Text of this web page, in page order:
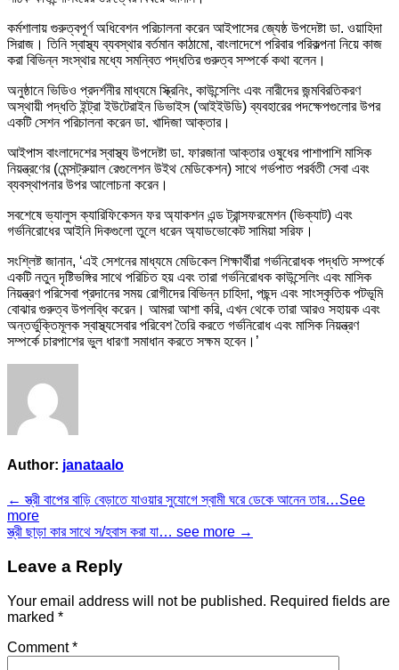
কর্মশালায় গুরুত্বপূর্ণ অধিবেশন পরিচালনা করেন আইপাসের জ্যেষ্ঠ উপদেষ্টা ডা. ওয়াহিদা
সিরাজ। তিনি স্বাস্থ্য ব্যবস্থার বর্তমান কাঠামো, বাংলাদেশে পরিবার পরিকল্পনা নিয়ে কাজ
করা বিভিন্ন সংস্থার মধ্যে সমন্বিত পদ্ধতির গুরুত্ব সম্পর্কে কথা বলেন।
অনুষ্ঠানে ভিডিও প্রদর্শনীর মাধ্যমে স্ক্রিনিং, কাউন্সেলিং এবং নারীদের জন্মবিরতিকরণ
অস্থায়ী পদ্ধতি ইন্ট্রা ইউটেরাইন ডিভাইস (আইইউডি) ব্যবহারের পদক্ষেপগুলোর উপর
একটি সেশন পরিচালনা করেন ডা. খাদিজা আক্তার।
আইপাস বাংলাদেশের স্বাস্থ্য উপদেষ্টা ডা. ফারজানা আক্তার ওষুধের পাশাপাশি মাসিক
নিয়ন্ত্রণের (মেন্সট্রুয়াল রেগুলেশন উইথ মেডিকেশন) সাথে গর্ভপাত পরর্বতী সেবা এবং
ব্যবস্থাপনার উপর আলোচনা করেন।
সবশেষে ভ্যালুস ক্যারিফিকেসন ফর অ্যাকশন এন্ড ট্রান্সফরমেশন (ভিক্যাট) এবং
গর্ভনিরোধের আইনি দিকগুলো তুলে ধরেন অ্যাডভোকেট সামিয়া সরিফ।
সংশ্লিষ্ট জানান, ‘এই সেশনের মাধ্যমে মেডিকেল শিক্ষার্থীরা গর্ভনিরোধক পদ্ধতি সম্পর্কে
একটি নতুন দৃষ্টিভঙ্গির সাথে পরিচিত হয় এবং তারা গর্ভনিরোধক কাউন্সেলিং এবং মাসিক
নিয়ন্ত্রণ পরিসেবা প্রদানের সময় রোগীদের বিভিন্ন চাহিদা, পছন্দ এবং সাংস্কৃতিক পটভূমি
বোঝার গুরুত্ব উপলব্ধি করেন। আমরা আশা করি, এখন থেকে তারা আরও সহায়ক এবং
অন্তর্ভুক্তিমূলক স্বাস্থ্যসেবার পরিবেশ তৈরি করতে গর্ভনিরোধ এবং মাসিক নিয়ন্ত্রণ
সম্পর্কে চারপাশের ভুল ধারণা সমাধান করতে সক্ষম হবেন।’
Author: janataalo
Post
navigation
← স্ত্রী বাপের বাড়ি বেড়াতে যাওয়ার সুযোগে স্বামী ঘরে ডেকে আনেন তার…See
more
স্ত্রী ছাড়া কার সাথে স/হবাস করা যা… see more →
Leave a Reply
Your email address will not be published. Required fields are
marked *
Comment*